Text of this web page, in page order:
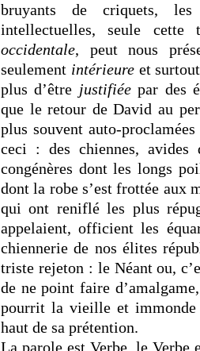
bruyants de criquets,
intellectuelles, seule
occidentale, peut nous
seulement intérieureet surtout
plus d’être justifiéepar des
que le retour de David au
plus souvent auto-
ceci : des chiennes, avides
congénères dont les longs
dont la robe s’est frottée aux
qui ont reniflé les plus
appelaient, officient les
chiennerie de nos élites
triste rejeton : le Néant ou,
de ne point faire
pourrit la vieille et immonde
haut de sa prétention.
La parole est Verbe, le Verbe